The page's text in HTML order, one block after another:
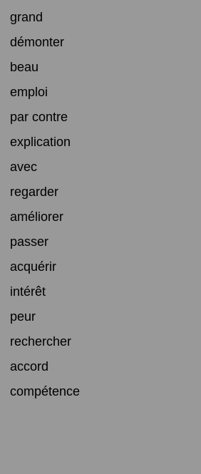
grand
démonter
beau
emploi
par contre
explication
avec
regarder
améliorer
passer
acquérir
intérêt
peur
rechercher
accord
compétence